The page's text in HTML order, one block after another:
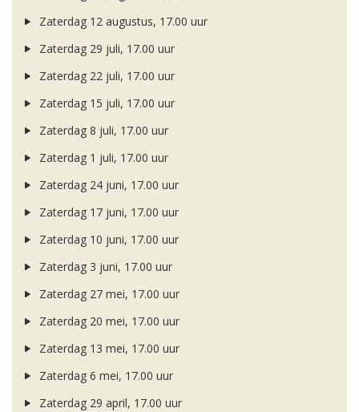
Zaterdag 12 augustus, 17.00 uur
Zaterdag 29 juli, 17.00 uur
Zaterdag 22 juli, 17.00 uur
Zaterdag 15 juli, 17.00 uur
Zaterdag 8 juli, 17.00 uur
Zaterdag 1 juli, 17.00 uur
Zaterdag 24 juni, 17.00 uur
Zaterdag 17 juni, 17.00 uur
Zaterdag 10 juni, 17.00 uur
Zaterdag 3 juni, 17.00 uur
Zaterdag 27 mei, 17.00 uur
Zaterdag 20 mei, 17.00 uur
Zaterdag 13 mei, 17.00 uur
Zaterdag 6 mei, 17.00 uur
Zaterdag 29 april, 17.00 uur